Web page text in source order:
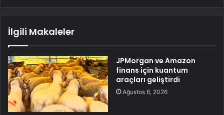
İlgili Makaleler
JPMorgan ve Amazon
finans için kuantum
araçları geliştirdi
Ağustos 6, 2026